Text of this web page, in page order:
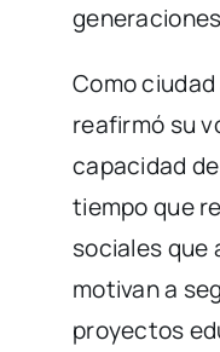
Como
reafirmó su
capacidad
tiempo que
sociales que
motivan a
proyectos